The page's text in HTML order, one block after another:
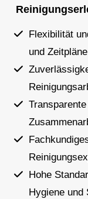
Flexibilität
und Zeitpläne
Hohe
Hygiene und